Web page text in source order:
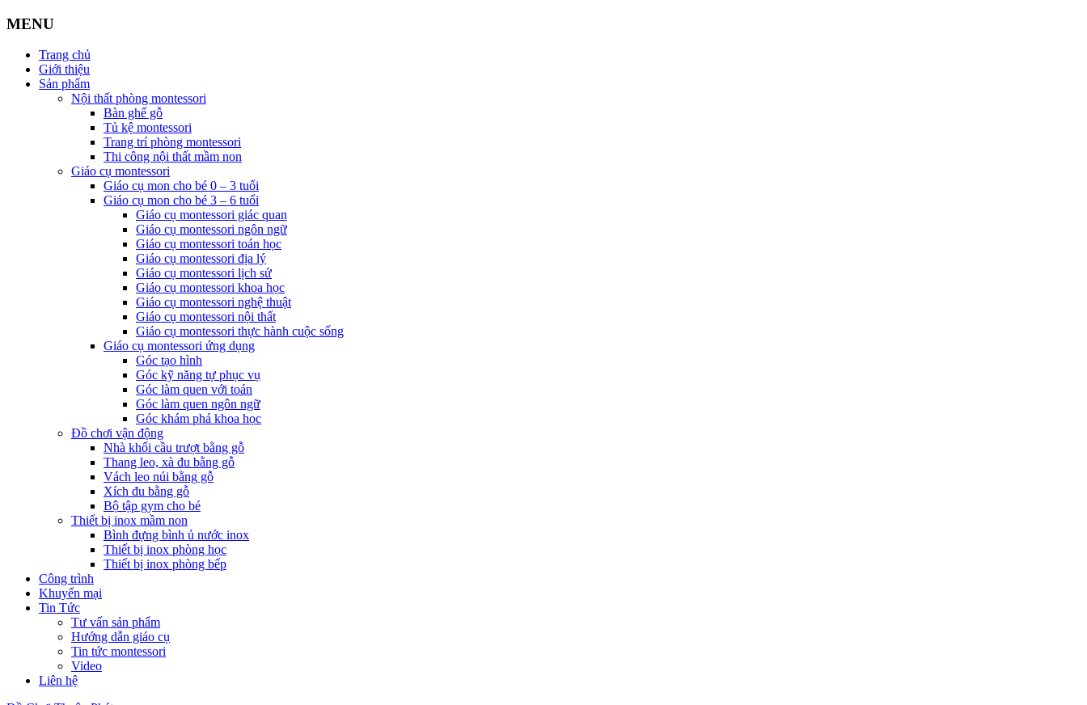
MENU
Trang chủ
Giới thiệu
Sản phẩm
Nội thất phòng montessori
Bàn ghế gỗ
Tủ kệ montessori
Trang trí phòng montessori
Thi công nội thất mầm non
Giáo cụ montessori
Giáo cụ mon cho bé 0 – 3 tuổi
Giáo cụ mon cho bé 3 – 6 tuổi
Giáo cụ montessori giác quan
Giáo cụ montessori ngôn ngữ
Giáo cụ montessori toán học
Giáo cụ montessori địa lý
Giáo cụ montessori lịch sử
Giáo cụ montessori khoa học
Giáo cụ montessori nghệ thuật
Giáo cụ montessori nội thất
Giáo cụ montessori thực hành cuộc sống
Giáo cụ montessori ứng dụng
Góc tạo hình
Góc kỹ năng tự phục vụ
Góc làm quen với toán
Góc làm quen ngôn ngữ
Góc khám phá khoa học
Đồ chơi vận động
Nhà khối cầu trượt bằng gỗ
Thang leo, xà đu bằng gỗ
Vách leo núi bằng gỗ
Xích đu bằng gỗ
Bộ tập gym cho bé
Thiết bị inox mầm non
Bình đựng bình ủ nước inox
Thiết bị inox phòng học
Thiết bị inox phòng bếp
Công trình
Khuyến mại
Tin Tức
Tư vấn sản phẩm
Hướng dẫn giáo cụ
Tin tức montessori
Video
Liên hệ